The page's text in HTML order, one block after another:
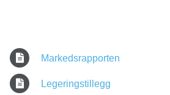
Markedsrapporten
Legeringstillegg